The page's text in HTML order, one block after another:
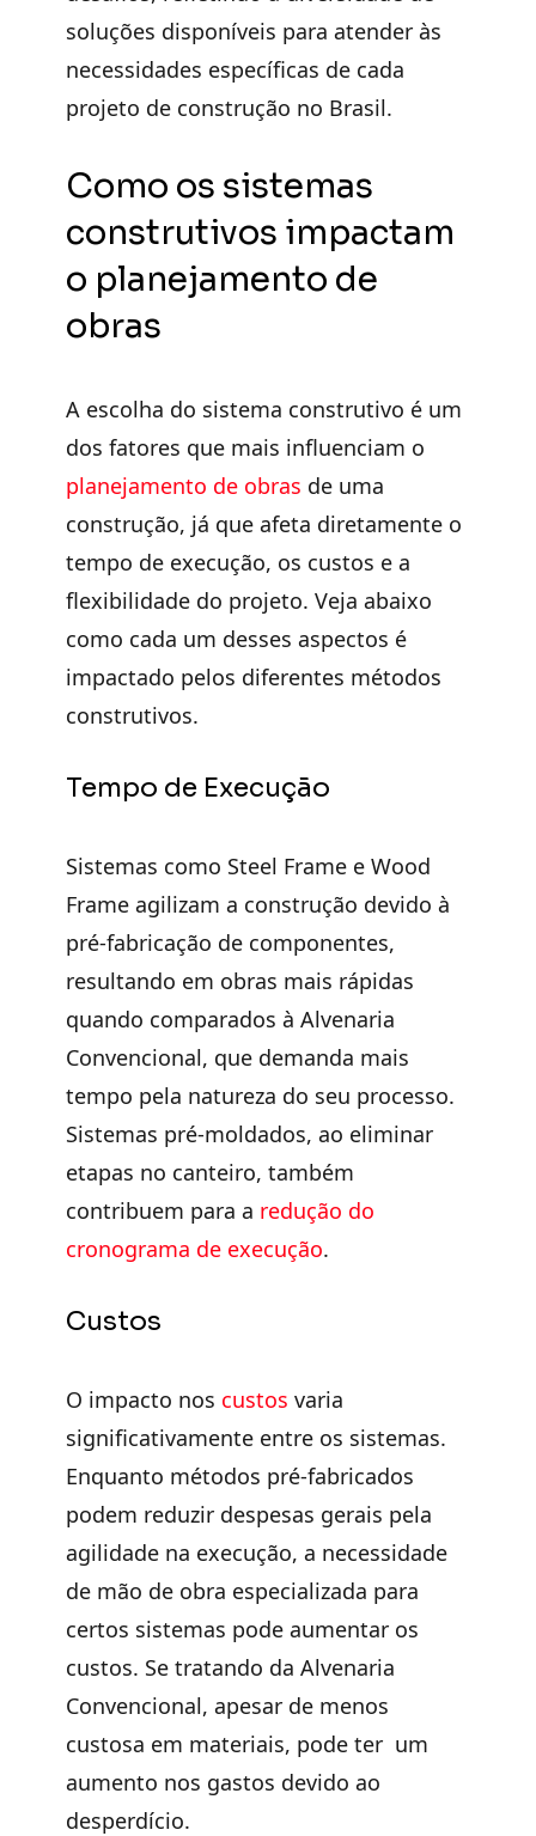
soluções disponíveis para atender às
necessidades específicas de cada
projeto de construção no Brasil.
Como os sistemas
construtivos impactam
o planejamento de
obras
A escolha do sistema construtivo é um
dos fatores que mais influenciam o
planejamento de obras de uma
construção, já que afeta diretamente o
tempo de execução, os custos e a
flexibilidade do projeto. Veja abaixo
como cada um desses aspectos é
impactado pelos diferentes métodos
construtivos.
Tempo de Execução
Sistemas como Steel Frame e Wood
Frame agilizam a construção devido à
pré-fabricação de componentes,
resultando em obras mais rápidas
quando comparados à Alvenaria
Convencional, que demanda mais
tempo pela natureza do seu processo.
Sistemas pré-moldados, ao eliminar
etapas no canteiro, também
contribuem para a redução do
cronograma de execução.
Custos
O impacto nos custos varia
significativamente entre os sistemas.
Enquanto métodos pré-fabricados
podem reduzir despesas gerais pela
agilidade na execução, a necessidade
de mão de obra especializada para
certos sistemas pode aumentar os
custos. Se tratando da Alvenaria
Convencional, apesar de menos
custosa em materiais, pode ter um
aumento nos gastos devido ao
desperdício.